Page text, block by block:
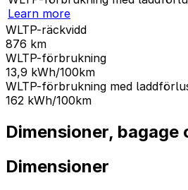
Learn more
WLTP-räckvidd
876 km
WLTP-förbrukning
13,9 kWh/100km
WLTP-förbrukning med
162 kWh/100km
Dimensioner, bagage
Dimensioner